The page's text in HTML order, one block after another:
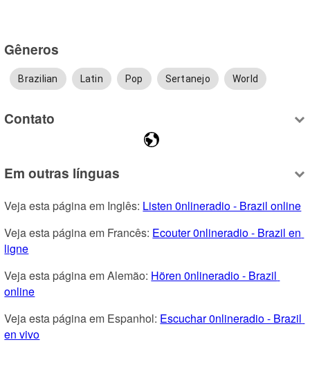
Gêneros
Brazilian Latin Pop Sertanejo World
Contato
Em outras línguas
Veja esta página em Inglês: Listen 0nlineradio - Brazil online
Veja esta página em Francês: Ecouter 0nlineradio - Brazil en
ligne
Veja esta página em Alemão: Hören 0nlineradio - Brazil
online
Veja esta página em Espanhol: Escuchar 0nlineradio - Brazil
en vivo